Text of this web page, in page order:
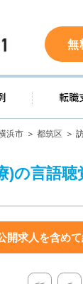
0120-941-651 無
転職成功事
浜市 都筑区
)の言語聴
開求人を含め